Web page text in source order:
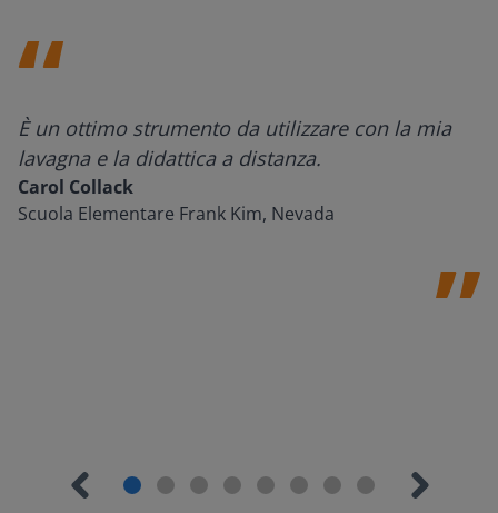
È un ottimo strumento da utilizzare con la mia
lavagna e la didattica a distanza.
Carol Collack
Scuola Elementare Frank Kim, Nevada